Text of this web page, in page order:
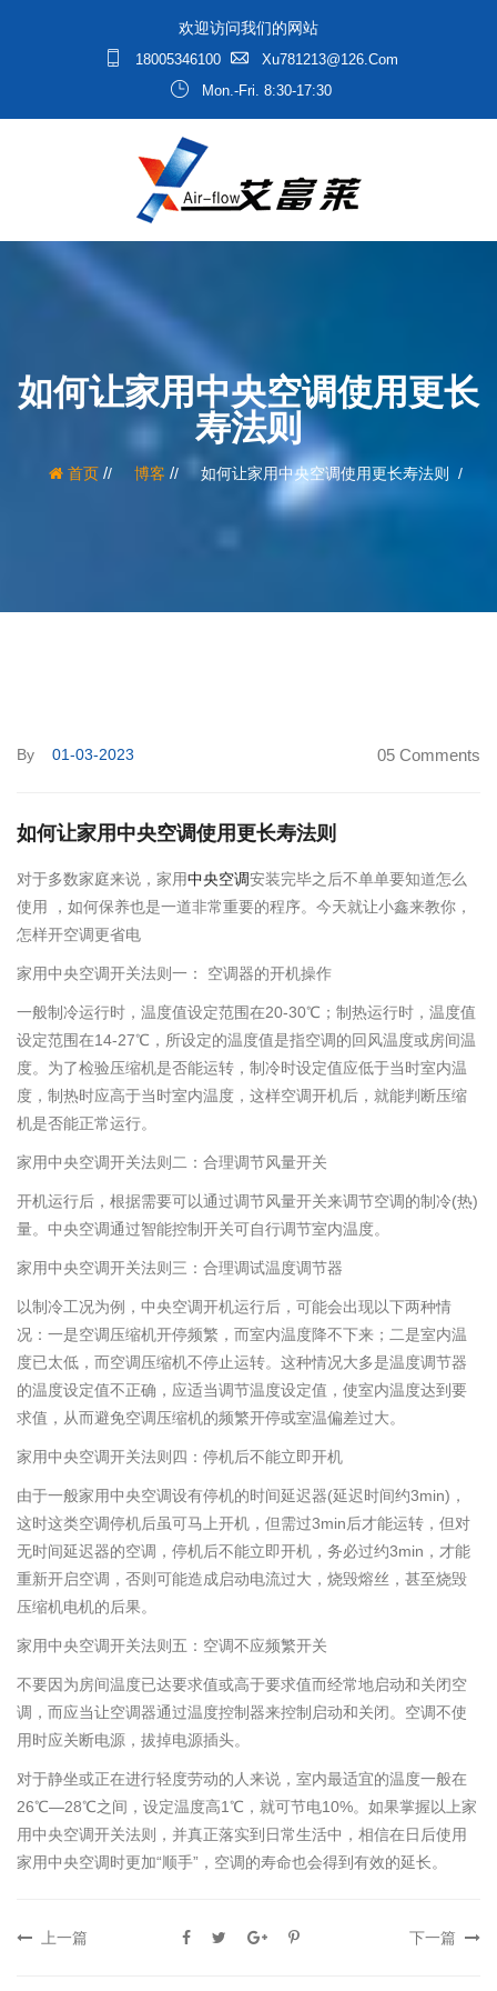
欢迎访问我们的网站
18005346100
Xu781213@126.com
Mon.-Fri. 8:30-17:30
如何让家用中央空调使用更长
寿法则
首页/ 博客 / 如何让家用中央空调使用更长寿法则
By 01-03-2023 05 Comments
如何让家用中央空调使用更长寿法则
对于多数家庭来说，家用中央空调安装完毕之后不单单要知道怎么
使用 ，如何保养也是一道非常重要的程序。今天就让小鑫来教你，
怎样开空调更省电
家用中央空调开关法则一： 空调器的开机操作
一般制冷运行时，温度值设定范围在20-30℃；制热运行时，温度值
设定范围在14-27℃，所设定的温度值是指空调的回风温度或房间温
度。为了检验压缩机是否能运转，制冷时设定值应低于当时室内温
度，制热时应高于当时室内温度，这样空调开机后，就能判断压缩
机是否能正常运行。
家用中央空调开关法则二：合理调节风量开关
开机运行后，根据需要可以通过调节风量开关来调节空调的制冷(热)
量。中央空调通过智能控制开关可自行调节室内温度。
家用中央空调开关法则三：合理调试温度调节器
以制冷工况为例，中央空调开机运行后，可能会出现以下两种情
况：一是空调压缩机开停频繁，而室内温度降不下来；二是室内温
度已太低，而空调压缩机不停止运转。这种情况大多是温度调节器
的温度设定值不正确，应适当调节温度设定值，使室内温度达到要
求值，从而避免空调压缩机的频繁开停或室温偏差过大。
家用中央空调开关法则四：停机后不能立即开机
由于一般家用中央空调设有停机的时间延迟器(延迟时间约3min)，
这时这类空调停机后虽可马上开机，但需过3min后才能运转，但对
无时间延迟器的空调，停机后不能立即开机，务必过约3min，才能
重新开启空调，否则可能造成启动电流过大，烧毁熔丝，甚至烧毁
压缩机电机的后果。
家用中央空调开关法则五：空调不应频繁开关
不要因为房间温度已达要求值或高于要求值而经常地启动和关闭空
调，而应当让空调器通过温度控制器来控制启动和关闭。空调不使
用时应关断电源，拔掉电源插头。
对于静坐或正在进行轻度劳动的人来说，室内最适宜的温度一般在
26℃—28℃之间，设定温度高1℃，就可节电10%。如果掌握以上家
用中央空调开关法则，并真正落实到日常生活中，相信在日后使用
家用中央空调时更加“顺手”，空调的寿命也会得到有效的延长。
上一篇 下一篇